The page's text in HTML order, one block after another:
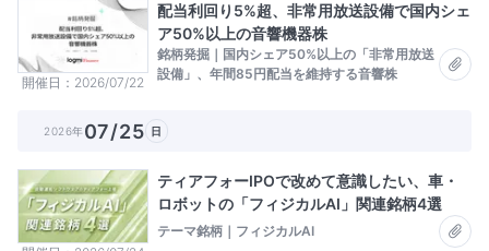
開催日 2026/07/22
配当利回り5%超、非常用放送設備で国内シェ
ア50%以上の音響機器株
銘柄発掘｜国内シェア50%以上の「非常用放送
設備」、年間85円配当を維持する音響株
2026年07/25 日
ティアフォーIPOで改めて意識したい、車・
ロボットの「フィジカルAI」関連銘柄4選
テーマ銘柄｜フィジカルAI